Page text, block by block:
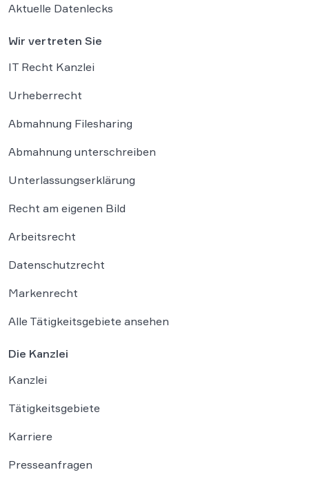
Aktuelle Datenlecks
Wir vertreten Sie
IT Recht Kanzlei
Urheberrecht
Abmahnung Filesharing
Abmahnung unterschreiben
Unterlassungserklärung
Recht am eigenen Bild
Arbeitsrecht
Datenschutzrecht
Markenrecht
Alle Tätigkeitsgebiete ansehen
Die Kanzlei
Kanzlei
Tätigkeitsgebiete
Karriere
Presseanfragen